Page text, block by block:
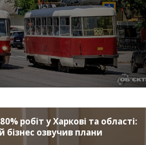
робіт у Харкові та області:
бізнес озвучив плани